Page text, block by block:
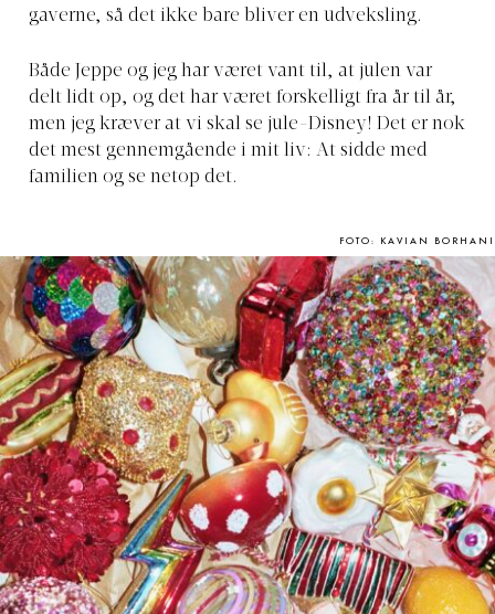
gaverne, så det ikke bare bliver en udveksling.
Både Jeppe og jeg har været vant til, at julen var
delt lidt op, og det har været forskelligt fra år til år,
men jeg kræver at vi skal se jule-Disney! Det er nok
det mest gennemgående i mit liv: At sidde med
familien og se netop det.
FOTO: KAVIAN BORHANI